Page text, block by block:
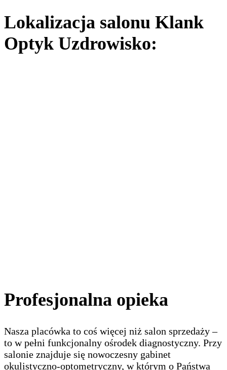
Lokalizacja salonu Klank
Optyk Uzdrowisko:
Profesjonalna opieka
Nasza placówka to coś więcej niż salon sprzedaży –
to w pełni funkcjonalny ośrodek diagnostyczny. Przy
salonie znajduje się nowoczesny gabinet
okulistyczno-optometryczny, w którym o Państwa